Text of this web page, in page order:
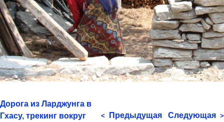
Дорога из Ларджунга в
Гхасу, трекинг вокруг
< Предыдущая Следующая >